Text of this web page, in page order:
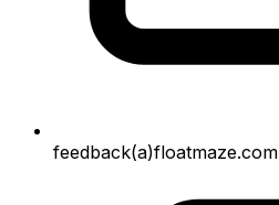
feedback(a)floatmaze.com